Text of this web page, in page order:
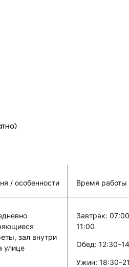
/ особенности Время работы
зал внутри
улице
Завтрак:
11:00
Обед:
Ужин: